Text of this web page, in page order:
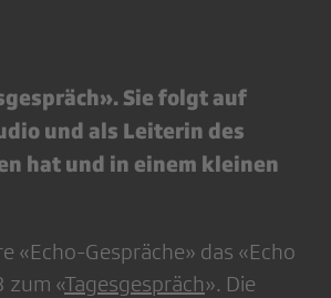
Sie folgt auf
und als Leiterin des
hat und in einem kleinen
«Echo-Gespräche» das «Echo
zum «Tagesgespräch». Die